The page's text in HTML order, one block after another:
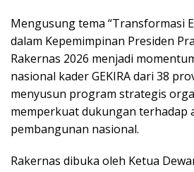
Mengusung tema “Transformasi
dalam Kepemimpinan Presiden
Rakernas 2026 menjadi
nasional kader GEKIRA dari 38
menyusun program strategis
memperkuat dukungan terhadap
pembangunan nasional.
Rakernas dibuka oleh Ketua